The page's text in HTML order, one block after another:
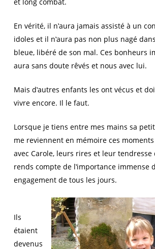
En vérité, il n‛aura jamais assisté à un
idoles et il n‛aura pas non plus nagé
bleue, libéré de son mal. Ces bonheurs
aura sans doute rêvés et nous avec lui.
Mais d‛autres enfants les ont vécus et
vivre encore. Il le faut.
Lorsque je tiens entre mes mains sa
me reviennent en mémoire ces moments
avec Carole, leurs rires et leur tendresse
rends compte de l‛importance immense
engagement de tous les jours.
Ils
étaient
devenus